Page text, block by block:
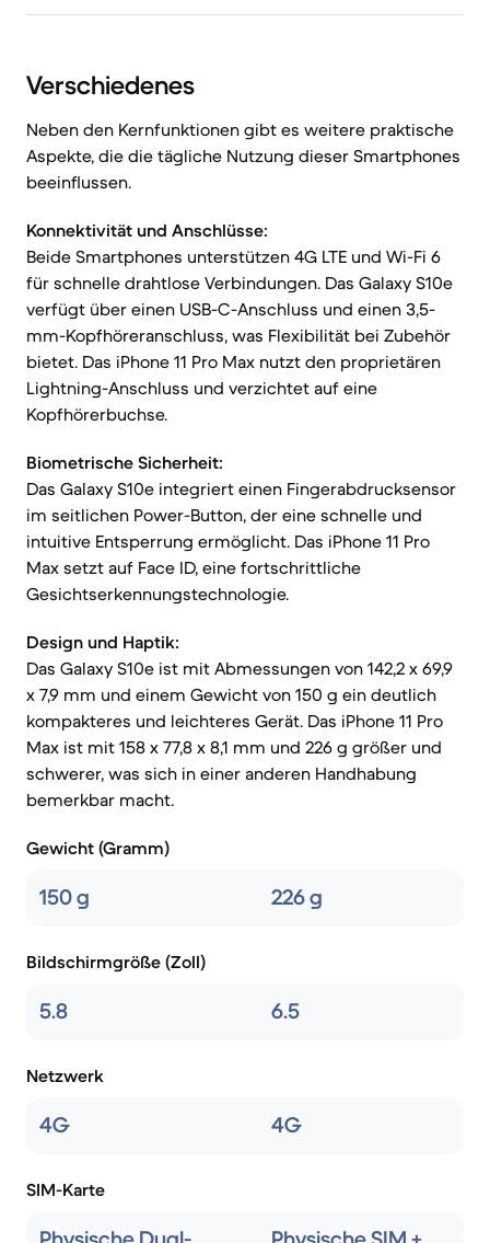
Verschiedenes
Neben den Kernfunktionen gibt es weitere praktische
Aspekte, die die tägliche Nutzung dieser Smartphones
beeinflussen.
Konnektivität und Anschlüsse:
Beide Smartphones unterstützen 4G LTE und Wi-Fi 6
für schnelle drahtlose Verbindungen. Das Galaxy S10e
verfügt über einen USB-C-Anschluss und einen 3,5-
mm-Kopfhöreranschluss, was Flexibilität bei Zubehör
bietet. Das iPhone 11 Pro Max nutzt den proprietären
Lightning-Anschluss und verzichtet auf eine
Kopfhörerbuchse.
Biometrische Sicherheit:
Das Galaxy S10e integriert einen Fingerabdrucksensor
im seitlichen Power-Button, der eine schnelle und
intuitive Entsperrung ermöglicht. Das iPhone 11 Pro
Max setzt auf Face ID, eine fortschrittliche
Gesichtserkennungstechnologie.
Design und Haptik:
Das Galaxy S10e ist mit Abmessungen von 142,2 x 69,9
x 7,9 mm und einem Gewicht von 150 g ein deutlich
kompakteres und leichteres Gerät. Das iPhone 11 Pro
Max ist mit 158 x 77,8 x 8,1 mm und 226 g größer und
schwerer, was sich in einer anderen Handhabung
bemerkbar macht.
Gewicht (Gramm)
150 g 226 g
Bildschirmgröße (Zoll)
5.8 6.5
Netzwerk
4G 4G
SIM-Karte